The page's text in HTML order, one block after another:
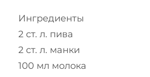
Ингредиенты
2 ст. л. пива
2 ст. л. манки
100 мл молока